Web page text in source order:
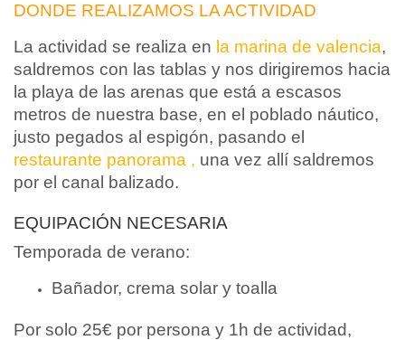
DONDE REALIZAMOS LA ACTIVIDAD
La actividad se realiza en la marina de valencia,
saldremos con las tablas y nos dirigiremos hacia
la playa de las arenas que está a escasos
metros de nuestra base, en el poblado náutico,
justo pegados al espigón, pasando el
restaurante panorama , una vez allí saldremos
por el canal balizado.
EQUIPACIÓN NECESARIA
Temporada de verano:
Bañador, crema solar y toalla
Por solo 25€ por persona y 1h de actividad,